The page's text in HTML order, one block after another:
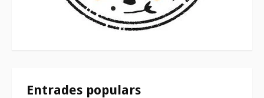
Entrades populars